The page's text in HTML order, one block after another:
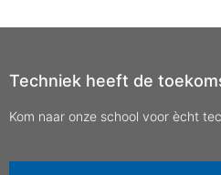
Techniek heeft de
Kom naar onze school voor ècht